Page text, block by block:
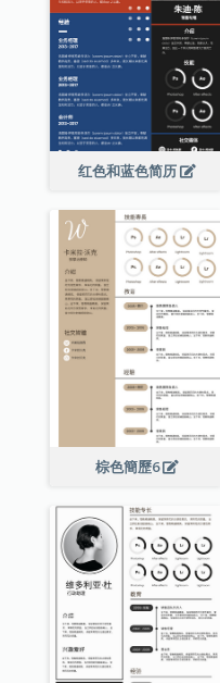
红色和蓝色简历
棕色簡歷6